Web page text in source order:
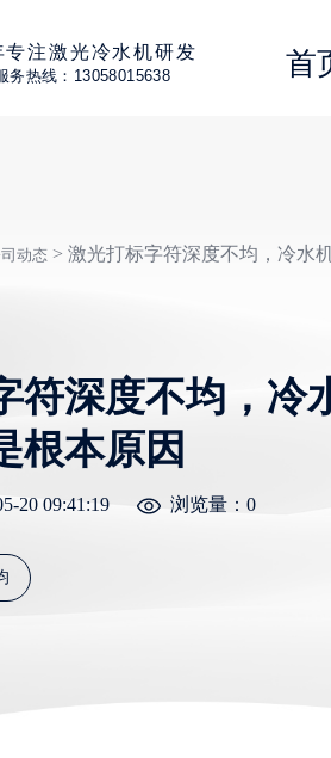
专注激光冷水机研发
务热线：13058015638 首
动态 > 激光打标字符深度不均，冷水
符深度不均，冷
根本原因
20 09:41:19 浏览量： 0